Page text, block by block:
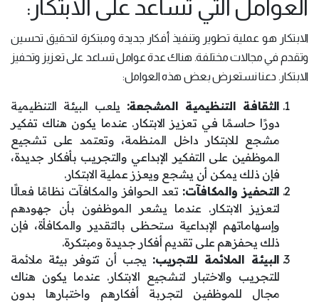
العوامل التي تساعد على الابتكار:
الابتكار هو عملية تطوير وتنفيذ أفكار جديدة ومبتكرة لتحقيق تحسين
وتقدم في مجالات مختلفة. هناك عدة عوامل تساعد على تعزيز وتحفيز
الابتكار. دعنا نستعرض بعض هذه العوامل:
الثقافة التنظيمية المشجعة: يلعب البيئة التنظيمية
دورًا حاسمًا في تعزيز الابتكار. عندما يكون هناك تفكير
مشجع للابتكار داخل المنظمة، وتعتمد على تشجيع
الموظفين على التفكير الإبداعي والتجريب بأفكار جديدة،
فإن ذلك يمكن أن يشجع ويعزز عملية الابتكار.
التحفيز والمكافآت: تعد الحوافز والمكافآت نظامًا فعالًا
لتعزيز الابتكار. عندما يشعر الموظفون بأن جهودهم
وإسهاماتهم الإبداعية ستحظى بالتقدير والمكافأة، فإن
ذلك يحفزهم على تقديم أفكار جديدة ومبتكرة.
البيئة الملائمة للتجريب: يجب أن تتوفر بيئة ملائمة
للتجريب والاختبار لتشجيع الابتكار. عندما يكون هناك
مجال للموظفين لتجربة أفكارهم واختبارها بدون